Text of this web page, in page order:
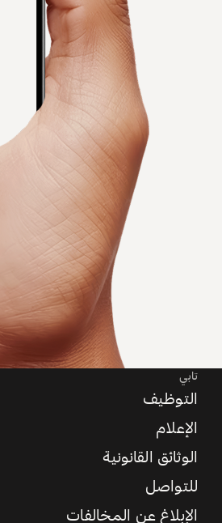
تابي
التوظيف
الإعلام
الوثائق القانونية
للتواصل
الإبلاغ عن المخالفات